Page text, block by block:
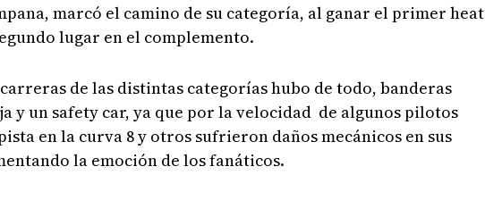
marcó el camino de su categoría, al ganar el primer heat
lugar en el complemento.
de las distintas categorías hubo de todo, banderas
y un safety car, ya que por la velocidad de algunos pilotos
en la curva 8 y otros sufrieron daños mecánicos en sus
la emoción de los fanáticos.